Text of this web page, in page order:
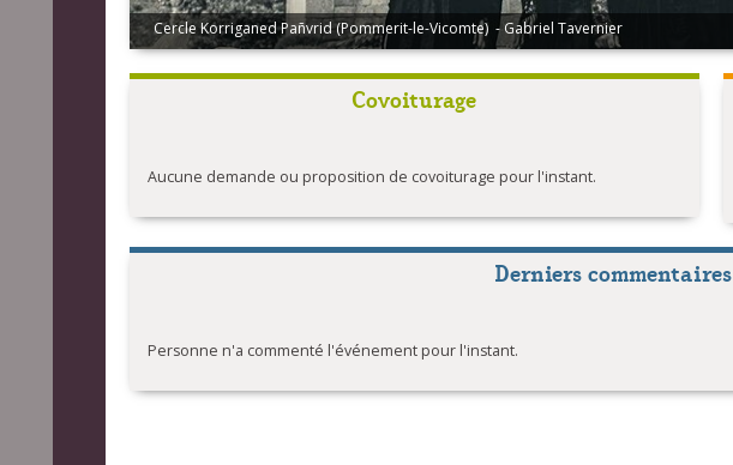
Cercle Korriganed Pañvrid (Pommerit-le-Vicomte) - Gabriel Tavernier
Eostiged ar Stangala - Kerfeunteun (Quimper) - Frédéric HARNOIS
Covoiturage
Aucune demande ou proposition de covoiturage pour l'instant.
Derniers commentaires
Personne n'a commenté l'événement pour l'instant.